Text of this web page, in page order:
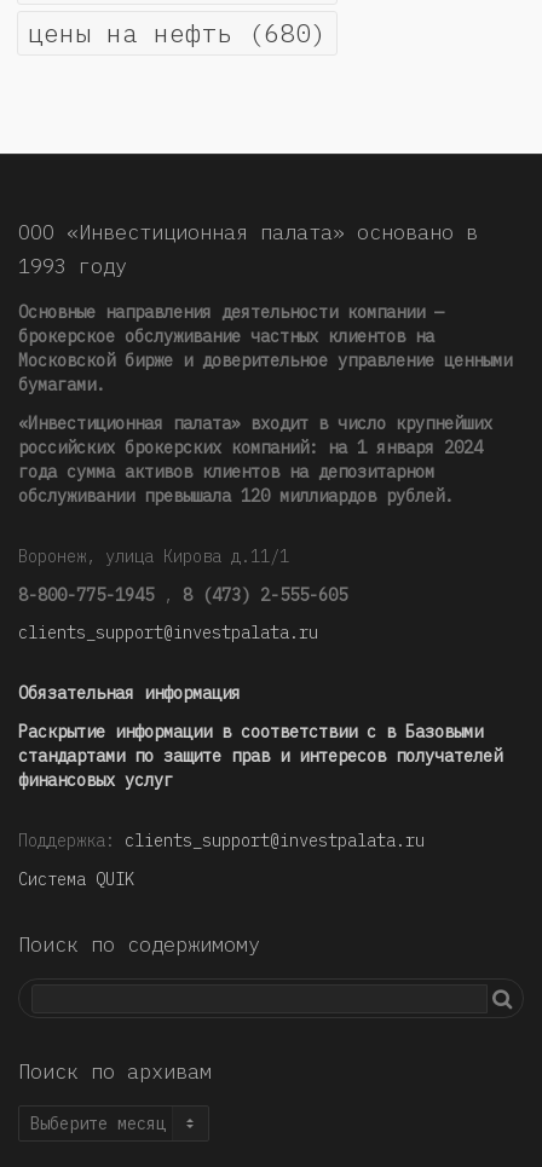
цены на нефть (680)
ООО «Инвестиционная палата» основано в
1993 году
Основные направления деятельности компании —
брокерское обслуживание частных клиентов на
Московской бирже и доверительное управление ценными
бумагами.
«Инвестиционная палата» входит в число крупнейших
российских брокерских компаний: на 1 января 2024
года сумма активов клиентов на депозитарном
обслуживании превышала 120 миллиардов рублей.
Воронеж, улица Кирова д.11/1
8-800-775-1945 , 8 (473) 2-555-605
clients_support@investpalata.ru
Обязательная информация
Раскрытие информации в соответствии с в Базовыми
стандартами по защите прав и интересов получателей
финансовых услуг
Поддержка: clients_support@investpalata.ru
Система QUIK
Поиск по содержимому
Поиск по архивам
Поиск